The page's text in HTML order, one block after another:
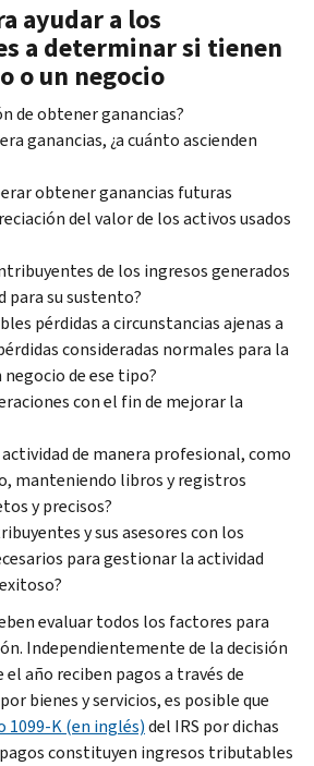
ayudar a los
a determinar si tienen
o un negocio
de obtener ganancias?
ganancias, ¿a cuánto ascienden
obtener ganancias futuras
del valor de los activos usados
de los ingresos generados
para su sustento?
pérdidas a circunstancias ajenas a
consideradas normales para la
de ese tipo?
con el fin de mejorar la
actividad de manera profesional, como
manteniendo libros y registros
y precisos?
y sus asesores con los
para gestionar la actividad
evaluar todos los factores para
Independientemente de la decisión
año reciben pagos a través de
bienes y servicios, es posible que
1099-K (en inglés)del IRS por dichas
constituyen ingresos tributables